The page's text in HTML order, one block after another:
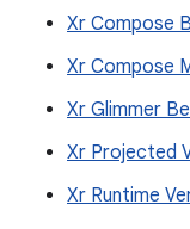
Xr Compose
Xr Compose
Xr Glimmer
Xr Projected
Xr Runtime